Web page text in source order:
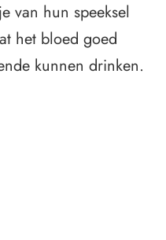
van hun speeksel
het bloed goed
kunnen drinken.